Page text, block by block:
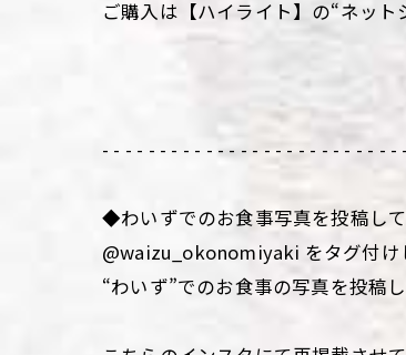
ご購入は【ハイライト】の“ネッ
- - - - - - - - - - - - - - - - - - - - - - - - - -
◆わいずでのお食事写真を投稿し
@waizu_okonomiyaki をタグ付け
“わいず”でのお食事の写真を投稿